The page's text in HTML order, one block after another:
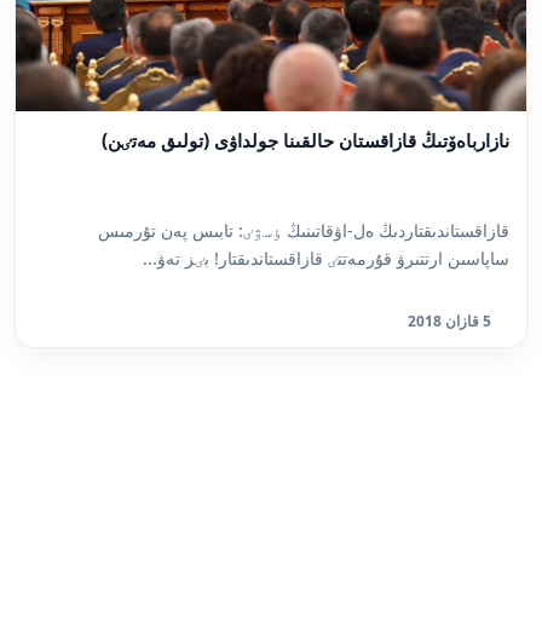
نازارباەۆتىڭ قازاقستان حالقىنا جولداۋى (تولىق مەتٸن)
قازاقستاندىقتاردىڭ ەل-اۋقاتىنىڭ ٶسۋٸ: تابىس پەن تۇرمىس
ساپاسىن ارتتىرۋ قۇرمەتتٸ قازاقستاندىقتار! بٸز تەۋ...
5 قازان 2018